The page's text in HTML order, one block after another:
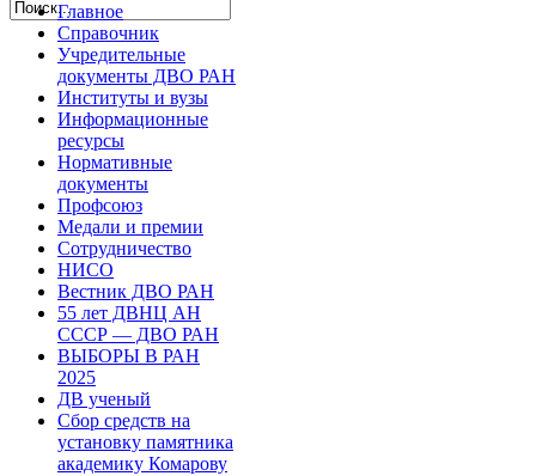
Главное
Справочник
Учредительные
документы ДВО РАН
Институты и вузы
Информационные
ресурсы
Нормативные
документы
Профсоюз
Медали и премии
Сотрудничество
НИСО
Вестник ДВО РАН
55 лет ДВНЦ АН
СССР — ДВО РАН
ВЫБОРЫ В РАН
2025
ДВ ученый
Сбор средств на
установку памятника
академику Комарову